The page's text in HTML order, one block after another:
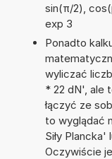
sin(π/2),
exp 3
Ponadto
wyliczać
* 22 dN', ale
łączyć ze
to wyglądać
Siły
Oczywiście